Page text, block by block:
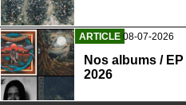
ARTICLE 08-07-2026
Nos albums /
2026